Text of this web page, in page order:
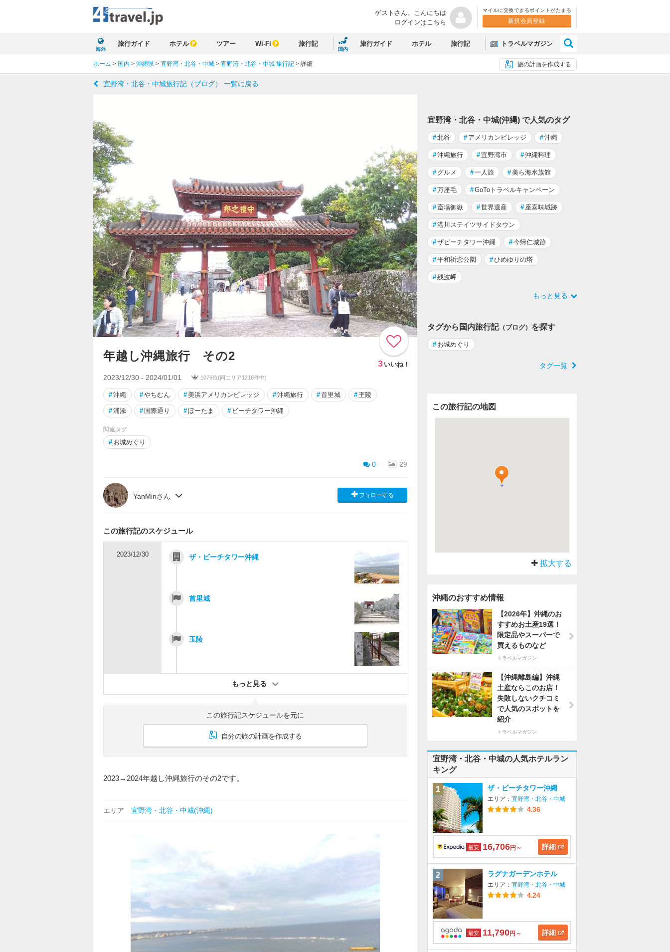
ゲストさん、 こんにちは
ログインはこちら
マイルに交換できるポイントがたまる
新規会員登録
海外
旅行ガイド ホテル ツアー Wi-Fi 旅行記
国内
旅行ガイド ホテル 旅行記 トラベルマガジン
旅の計画を作成する
ホーム > 国内 > 沖縄県 > 宜野湾・北谷・中城 > 宜野湾・北谷・中城 旅行記 > 詳細
宜野湾・北谷・中城旅行記（ブログ） 一覧に戻る
年越し沖縄旅行 その2
3 いいね！
2023/12/30 - 2024/01/01 1076位(同エリア1216件中)
#沖縄 #やちむん #美浜アメリカンビレッジ #沖縄旅行 #首里城 # 玊陵
#浦添 # 国際通り #ぽーたま # ビーチタワー沖縄
関連タグ
# お城めぐり
0 29
YanMinさん フォローする
この旅行記のスケジュール
2023/12/30 ザ・ビーチタワー沖縄
首里城
玉陵
もっと見る
この旅行記スケジュールを元に
自分の旅の計画を作成する
2023→2024年越し沖縄旅行のその2です。
エリア 宜野湾・北谷・中城(沖縄)
宜野湾・北谷・中城(沖縄) で人気のタグ
#北谷 # アメリカンビレッジ #沖縄
#沖縄旅行 #宜野湾市 #沖縄料理
# グルメ #一人旅 #美ら海水族館
#万座毛 #GoToトラベルキャンペーン
#斎場御嶽 #世界遺産 # 座喜味城跡
#港川ステイツサイドタウン
#ザビーチタワー沖縄 #今帰仁城跡
#平和祈念公園 #ひめゆりの塔
#残波岬
もっと見る
タグから国内旅行記（ブログ） を探す
# お城めぐり
タグ一覧
この旅行記の地図
拡大する
沖縄のおすすめ情報
【2026年】沖縄のお
すすめお土産19選！
限定品やスーパーで
買えるものなど
トラベルマガジン
【沖縄離島編】沖縄
土産ならこのお店！
失敗しないクチコミ
で人気のスポットを
紹介
トラベルマガジン
宜野湾・北谷・中城の人気ホテルラン
キング
1 ザ・ビーチタワー沖縄
エリア： 宜野湾・北谷・中城
4.36
最安 16,706円～ 詳細
2 ラグナガーデンホテル
エリア： 宜野湾・北谷・中城
4.24
最安 11,790円～ 詳細